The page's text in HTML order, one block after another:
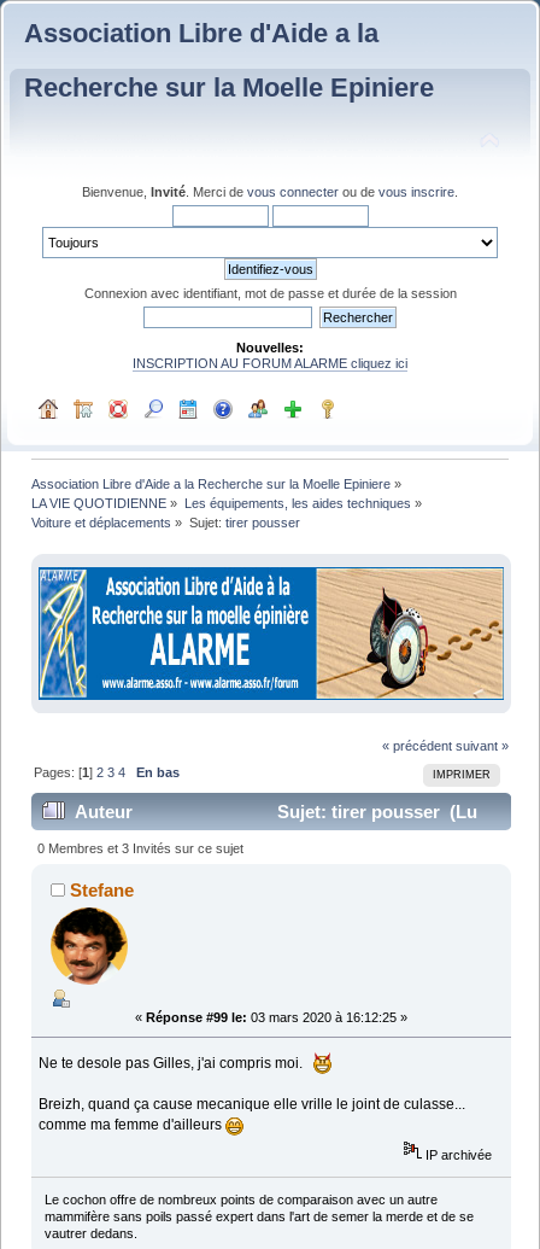
Association Libre d'Aide a la
Recherche sur la Moelle Epiniere
Bienvenue, Invité . Merci de vous connecter ou de vous inscrire
Connexion avec identifiant, mot de passe et durée de la session
Nouvelles:
INSCRIPTION AU FORUM ALARME cliquez ici
Association Libre d'Aide a la Recherche sur la Moelle Epiniere »
LA VIE QUOTIDIENNE » Les équipements, les aides techniques »
Voiture et déplacements » Sujet: tirer pousser
« précédent suivant »
IMPRIMER
Pages: [1]2 3 4 En bas
Auteur
Sujet: tirer pousser (Lu
54669 fois)
0 Membres et 3 Invités sur ce sujet
Stefane
« Réponse #99 le: 03 mars 2020 à 16:12:25 »
Ne te desole pas Gilles, j'ai compris moi.
Breizh, quand ça cause mecanique elle vrille le joint de culasse...
comme ma femme d'ailleurs
IP archivée
Le cochon offre de nombreux points de comparaison avec un autre
mammifère sans poils passé expert dans l'art de semer la merde et de se
vautrer dedans.